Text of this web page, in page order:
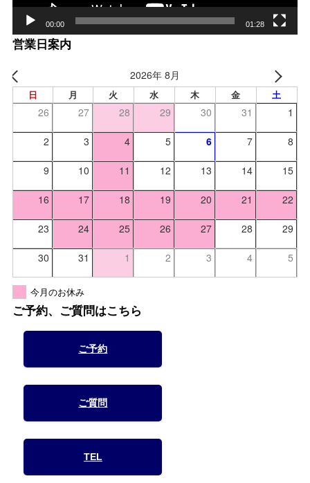
00:00 01:28
営業日案内
2026年 8月
日 月 火 水 木 金 土
26 27 28 29 30 31 1
2 3 4 5 6 7 8
9 10 11 12 13 14 15
16 17 18 19 20 21 22
23 24 25 26 27 28 29
30 31 1 2 3 4 5
今月のお休み
ご予約、ご質問はこちら
ご予約
ご質問
TEL